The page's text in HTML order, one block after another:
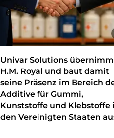
Univar Solutions
H.M. Royal und baut damit
seine Präsenz im Bereich
Additive für Gummi,
Kunststoffe und Klebstoffe
den Vereinigten Staaten